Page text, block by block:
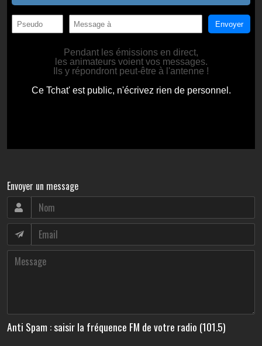
Envoyer un message
Anti Spam : saisir la fréquence FM de votre radio (101.5)